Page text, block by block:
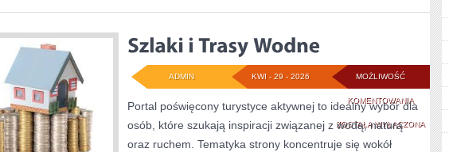
MOŻLIWOŚĆ
KOMENTOWANIASZLAKI
I
TRASY
ZOSTAŁA WYŁĄCZONA
KWI - 29 - 2026
ADMIN
Portal poświęcony turystyce aktywnej to idealny wybór dla
osób, które szukają inspiracji związanej z wodą, naturą
oraz ruchem. Tematyka strony koncentruje się wokół